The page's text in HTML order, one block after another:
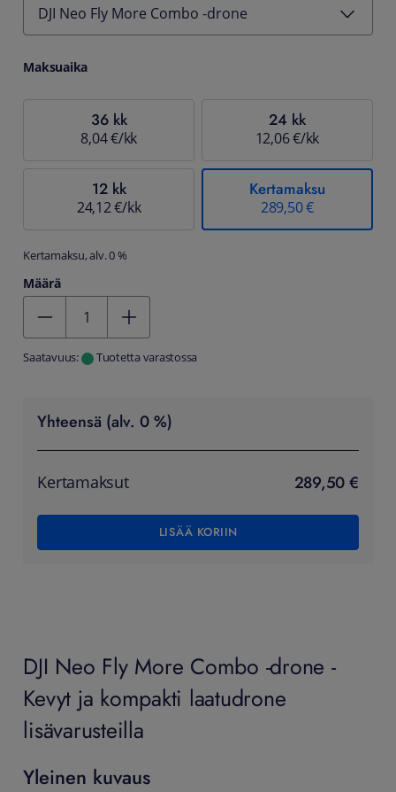
DJI Neo Fly More Combo -drone
Maksuaika
36 kk
8,04 €/kk
24 kk
12,06 €/kk
12 kk
24,12 €/kk
Kertamaksu
289,50 €
Kertamaksu, alv. 0 %
Määrä
Saatavuus: Tuotetta varastossa
Yhteensä (alv. 0 %)
Kertamaksut 289,50 €
LISÄÄ KORIIN
DJI Neo Fly More Combo -drone -
Kevyt ja kompakti laatudrone
lisävarusteilla
Yleinen kuvaus